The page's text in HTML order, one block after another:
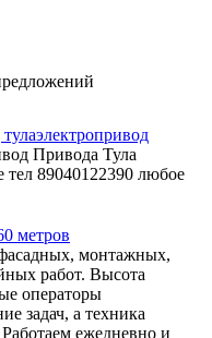
Привода Тула
тел 89040122390 любое
метров
монтажных,
работ. Высота
операторы
задач, а техника
ежедневно и